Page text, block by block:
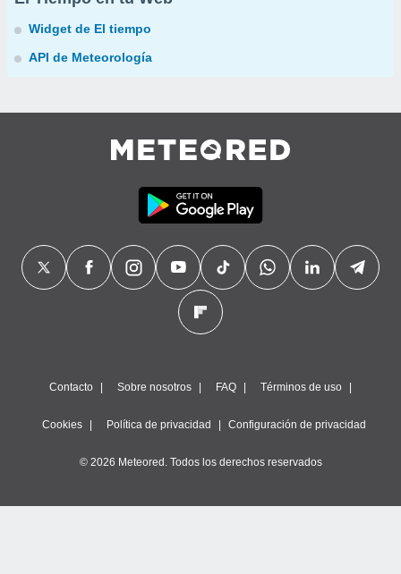
Widget de El tiempo
API de Meteorología
Contacto Sobre nosotros FAQ Términos de uso
Cookies Política de privacidad Configuración de privacidad
© 2026 Meteored. Todos los derechos reservados